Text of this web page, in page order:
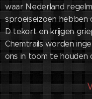
waar Nederland
sproeiseizoen hebben
D tekort en krijgen
Chemtrails worden
ons in toom te houden
WEET